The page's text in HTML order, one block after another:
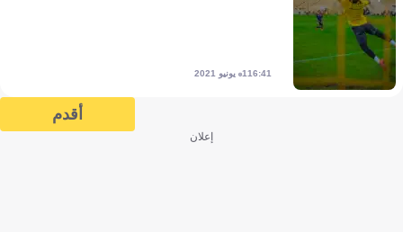
16:411 يونيو 2021
أقدم
إعلان